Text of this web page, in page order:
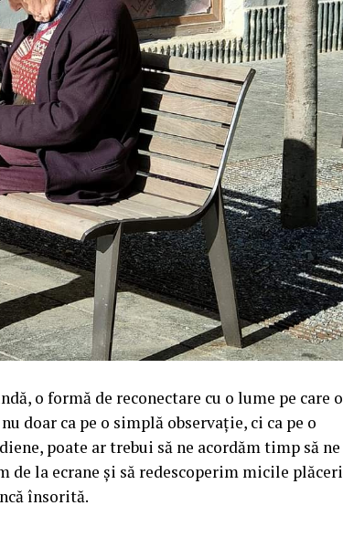
o formă de reconectare cu o lume pe care o
doar ca pe o simplă observație, ci ca pe o
poate ar trebui să ne acordăm timp să ne
de la ecrane și să redescoperim micile plăceri
însorită.